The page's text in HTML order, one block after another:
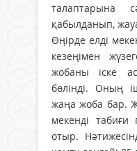
талаптарына
қабылданып,
Өңірде елді
кезеңімен
жобаны іске
бөлінді. Оның
жаңа жоба бар.
мекенді табиғи
отыр.